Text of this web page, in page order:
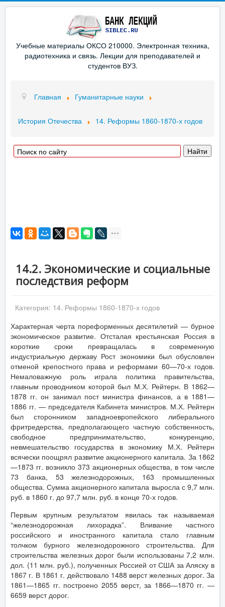
Учебные материалы ОКСО 210000. Электронная техника,
радиотехника и связь. Лекции для преподавателей и
студентов ВУЗ.
Главная Гуманитарные науки
История Отечества 14. Реформы 1860-1870-х годов
14.2. Экономические и социальные
последствия реформ
Категория: 14. Реформы 1860-1870-х годов
Характерная черта пореформенных десятилетий — бурное
экономическое развитие. Отсталая крестьянская Россия в
короткие сроки превращалась в современную
индустриальную державу Рост экономики был обусловлен
отменой крепостного права и реформами 60—70-х годов.
Немаловажную роль играла политика правительства,
главным проводником которой был М.Х. Рейтерн. В 1862—
1878 гг. он занимал пост министра финансов, а в 1881—
1886 гг. — председателя Кабинета министров. М.Х. Рейтерн
был сторонником западноевропейского либерального
фритредерства, предполагающего частную собственность,
свободное предпринимательство, конкуренцию,
невмешательство государства в экономику М.Х. Рейтерн
всячески поощрял развитие акционерного капитала. За 1862
—1873 гг. возникло 373 акционерных общества, в том числе
73 банка, 53 железнодорожных, 163 промышленных
общества. Сумма акционерного капитала выросла с 9,7 млн.
руб. в 1860 г. до 97,7 млн. руб. в конце 70-х годов.
Первым крупным результатом явилась так называемая
“железнодорожная лихорадка”. Вливание частного
российского и иностранного капитала стало главным
толчком бурного железнодорожного строительства. Для
строительства железных дорог были использованы 7,2 млн.
дол. (11 млн. руб.), полученных Россией от США за Аляску в
1867 г. В 1861 г. действовало 1488 верст железных дорог. За
1861—1865 гг. построено 2055 верст, за 1866—1870 гг. —
6659 верст дорог.